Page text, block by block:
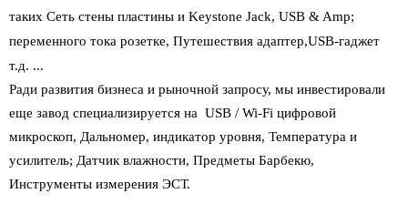
таких Сеть стены пластины и Keystone Jack, USB & Amp;
переменного тока розетке, Путешествия адаптер,USB-гаджет
т.д. ...
Ради развития бизнеса и рыночной запросу, мы инвестировали
еще завод специализируется на USB / Wi-Fi цифровой
микроскоп, Дальномер, индикатор уровня, Температура и
усилитель; Датчик влажности, Предметы Барбекю,
Инструменты измерения ЭСТ.